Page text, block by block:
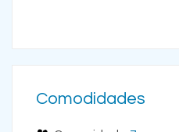
Comodidades